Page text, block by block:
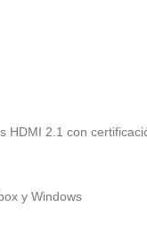
HDMI 2.1 con
y Windows